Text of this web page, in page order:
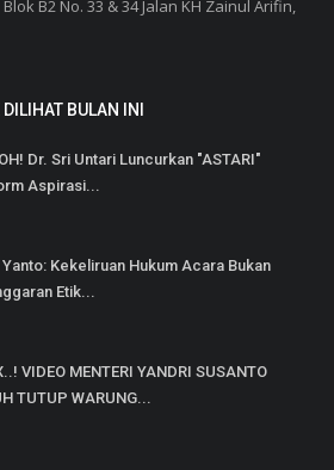
B2 No. 33 & 34 Jalan KH Zainul Arifin,
BULAN INI
Dr. Sri Untari Luncurkan "ASTARI"
Aspirasi...
Kekeliruan Hukum Acara Bukan
Etik...
VIDEO MENTERI YANDRI SUSANTO
TUTUP WARUNG...